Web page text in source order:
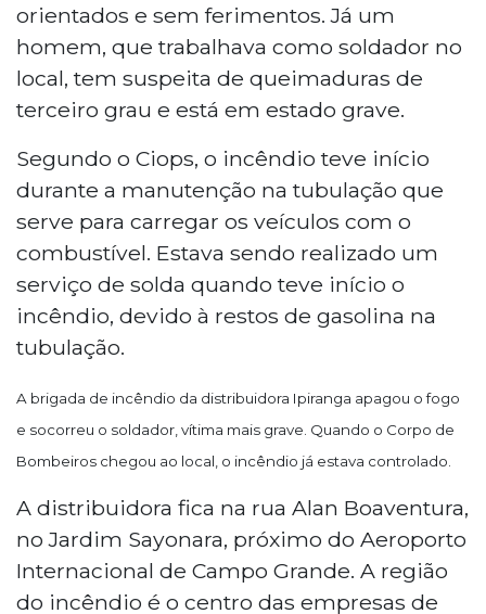
orientados e sem ferimentos. Já um
homem, que trabalhava como soldador no
local, tem suspeita de queimaduras de
terceiro grau e está em estado grave.
Segundo o Ciops, o incêndio teve início
durante a manutenção na tubulação que
serve para carregar os veículos com o
combustível. Estava sendo realizado um
serviço de solda quando teve início o
incêndio, devido à restos de gasolina na
tubulação.
A brigada de incêndio da distribuidora Ipiranga apagou o fogo
e socorreu o soldador, vítima mais grave. Quando o Corpo de
Bombeiros chegou ao local, o incêndio já estava controlado.
A distribuidora fica na rua Alan Boaventura,
no Jardim Sayonara, próximo do Aeroporto
Internacional de Campo Grande. A região
do incêndio é o centro das empresas de